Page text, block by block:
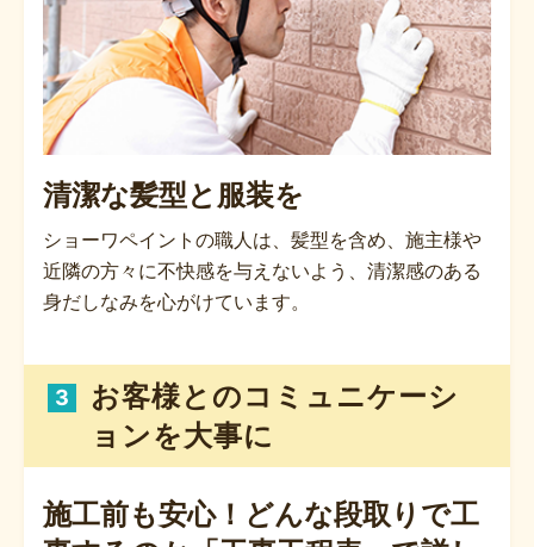
清潔な髪型と服装を
ショーワペイントの職人は、髪型を含め、施主様や
近隣の方々に不快感を与えないよう、清潔感のある
身だしなみを心がけています。
3
お客様とのコミュニケーシ
ョンを大事に
施工前も安心！どんな段取りで工